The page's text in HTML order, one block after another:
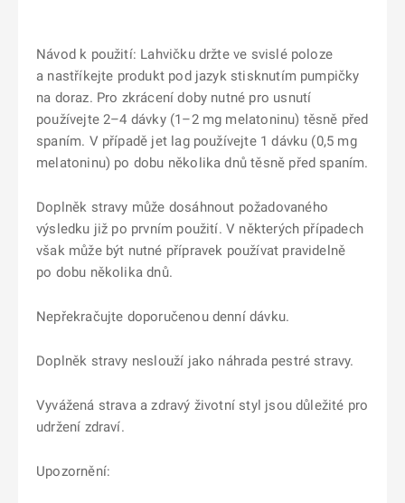
Návod k použití: Lahvičku držte ve svislé poloze
a nastříkejte produkt pod jazyk stisknutím pumpičky
na doraz. Pro zkrácení doby nutné pro usnutí
používejte 2–4 dávky (1–2 mg melatoninu) těsně před
spaním. V případě jet lag používejte 1 dávku (0,5 mg
melatoninu) po dobu několika dnů těsně před spaním.
Doplněk stravy může dosáhnout požadovaného
výsledku již po prvním použití. V některých případech
však může být nutné přípravek používat pravidelně
po dobu několika dnů.
Nepřekračujte doporučenou denní dávku.
Doplněk stravy neslouží jako náhrada pestré stravy.
Vyvážená strava a zdravý životní styl jsou důležité pro
udržení zdraví.
Upozornění: